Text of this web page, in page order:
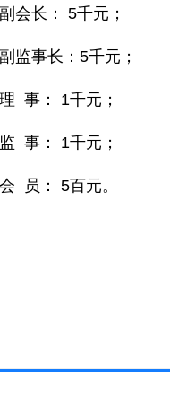
会长： 5千元；
监事长：5千元；
事： 1千元；
事： 1千元；
员： 5百元。